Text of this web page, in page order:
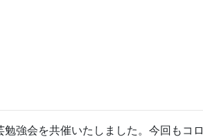
勉強会を共催いたしました。今回もコロ